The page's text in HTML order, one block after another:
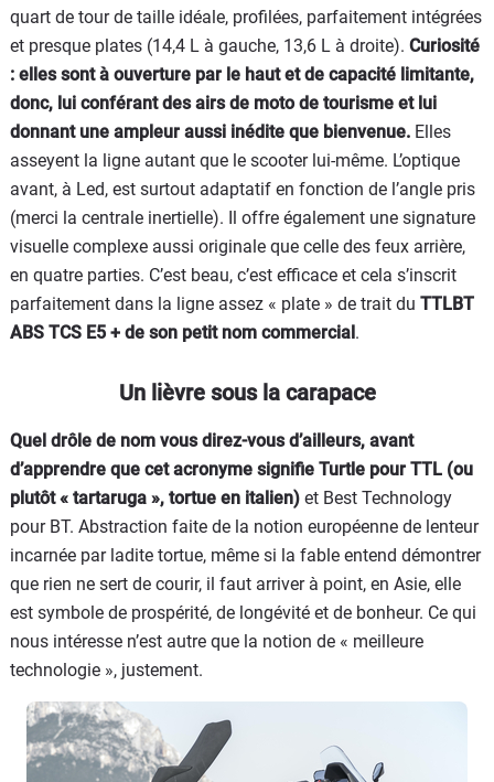
quart de tour de taille idéale, profilées, parfaitement intégrées
et presque plates (14,4 L à gauche, 13,6 L à droite). Curiosité
: elles sont à ouverture par le haut et de capacité limitante,
donc, lui conférant des airs de moto de tourisme et lui
donnant une ampleur aussi inédite que bienvenue. Elles
asseyent la ligne autant que le scooter lui-même. L’optique
avant, à Led, est surtout adaptatif en fonction de l’angle pris
(merci la centrale inertielle). Il offre également une signature
visuelle complexe aussi originale que celle des feux arrière,
en quatre parties. C’est beau, c’est efficace et cela s’inscrit
parfaitement dans la ligne assez « plate » de trait du TTLBT
ABS TCS E5 + de son petit nom commercial.
Un lièvre sous la carapace
Quel drôle de nom vous direz-vous d’ailleurs, avant
d’apprendre que cet acronyme signifie Turtle pour TTL (ou
plutôt « tartaruga », tortue en italien) et Best Technology
pour BT. Abstraction faite de la notion européenne de lenteur
incarnée par ladite tortue, même si la fable entend démontrer
que rien ne sert de courir, il faut arriver à point, en Asie, elle
est symbole de prospérité, de longévité et de bonheur. Ce qui
nous intéresse n’est autre que la notion de « meilleure
technologie », justement.